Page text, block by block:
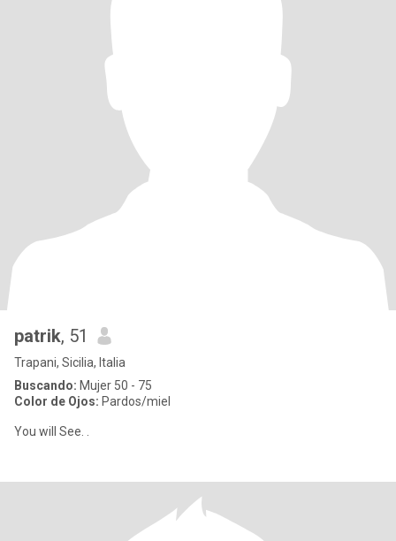
patrik, 51
Trapani, Sicilia, Italia
Buscando: Mujer 50 - 75
Color de Ojos: Pardos/miel
You will See. .